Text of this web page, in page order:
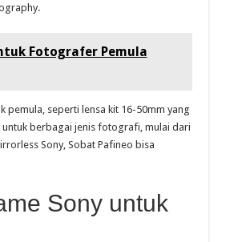
Fotografer Pemula
pemula, seperti lensa kit 16-50mm yang
untuk berbagai jenis fotografi, mulai dari
Sony, Sobat Pafineo bisa
Sony untuk